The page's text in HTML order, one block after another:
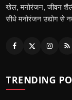
खेल, मनोरंजन, जीवन
सीधे मनोरंजन उद्योग से
TRENDING